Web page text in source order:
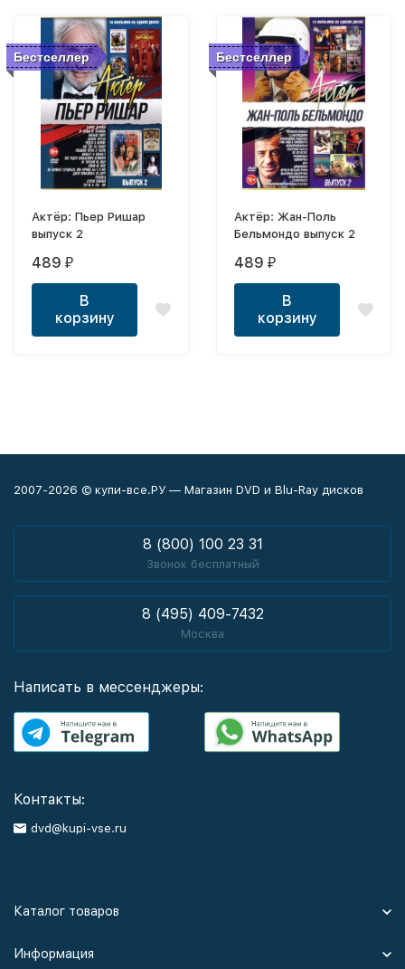
Бестселлер
Актёр: Пьер Ришар
выпуск 2
489 ₽
В
корзину
Бестселлер
Актёр: Жан-Поль
Бельмондо выпуск 2
489 ₽
В
корзину
2007-2026 © купи-все.РУ — Магазин DVD и Blu-Ray дисков
8 (800) 100 23 31
Звонок бесплатный
8 (495) 409-7432
Москва
Написать в мессенджеры:
Контакты:
dvd@kupi-vse.ru
Каталог товаров
Информация